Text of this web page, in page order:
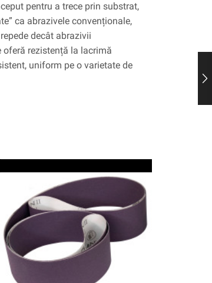
pentru a trece prin substrat,
ca abrazivele convenționale,
decât abrazivii
rezistență la lacrimă
uniform pe o varietate de